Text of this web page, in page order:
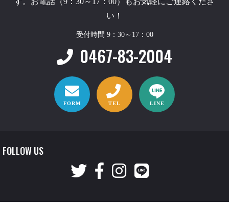
い！
受付時間 9：30～17：00
0467-83-2004
FORM TEL LINE
FOLLOW US